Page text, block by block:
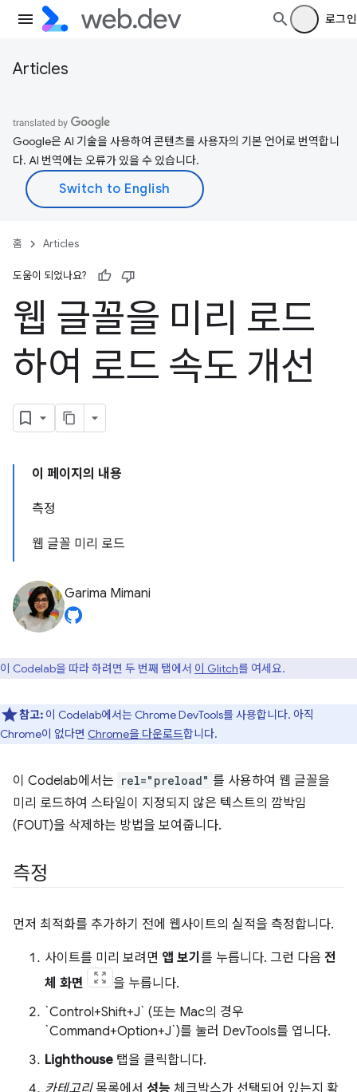
로그인
Articles
Google은 AI 기술을 사용하여 콘텐츠를 사용자의 기본 언어로 번역합니
다. AI 번역에는 오류가 있을 수 있습니다.
홈 Articles
도움이 되었나요?
웹 글꼴을 미리 로드
하여 로드 속도 개선
이 페이지의 내용
측정
웹 글꼴 미리 로드
Garima Mimani
이 Codelab을 따라 하려면 두 번째 탭에서 이 Glitch를 여세요.
참고: 이 Codelab에서는 Chrome DevTools를 사용합니다. 아직
Chrome이 없다면 Chrome을 다운로드합니다.
이 Codelab에서는 rel="preload" 를 사용하여 웹 글꼴을
미리 로드하여 스타일이 지정되지 않은 텍스트의 깜박임
(FOUT)을 삭제하는 방법을 보여줍니다.
측정
먼저 최적화를 추가하기 전에 웹사이트의 실적을 측정합니다.
사이트를 미리 보려면 앱 보기 를 누릅니다. 그런 다음 전
체 화면
을 누릅니다.
`Control+Shift+J` (또는 Mac의 경우
`Command+Option+J`)를 눌러 DevTools를 엽니다.
Lighthouse 탭을 클릭합니다.
카테고리목록에서 성능 체크박스가 선택되어 있는지 확